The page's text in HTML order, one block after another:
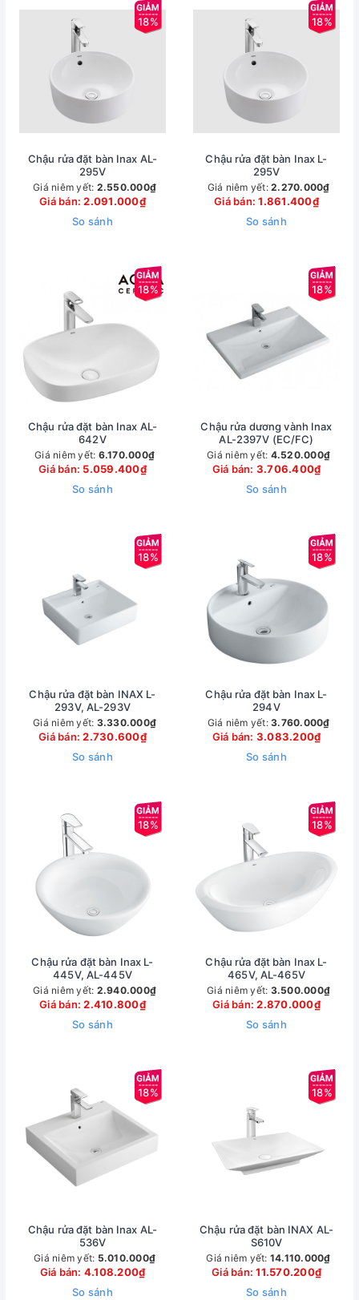
18%
Chậu rửa đặt bàn Inax AL-
295V
Giá niêm yết: 2.550.000₫
Giá bán:2.091.000₫
So sánh
18%
Chậu rửa đặt bàn Inax L-
295V
Giá niêm yết: 2.270.000₫
Giá bán:1.861.400₫
So sánh
18%
Chậu rửa đặt bàn Inax AL-
642V
Giá niêm yết: 6.170.000₫
Giá bán: 5.059.400₫
So sánh
18%
Chậu rửa dương vành Inax
AL-2397V (EC/FC)
Giá niêm yết: 4.520.000₫
Giá bán: 3.706.400₫
So sánh
18%
Chậu rửa đặt bàn INAX L-
293V, AL-293V
Giá niêm yết: 3.330.000₫
Giá bán:2.730.600₫
So sánh
18%
Chậu rửa đặt bàn Inax L-
294V
Giá niêm yết: 3.760.000₫
Giá bán: 3.083.200₫
So sánh
18%
Chậu rửa đặt bàn Inax L-
445V, AL-445V
Giá niêm yết: 2.940.000₫
Giá bán:2.410.800₫
So sánh
18%
Chậu rửa đặt bàn Inax L-
465V, AL-465V
Giá niêm yết: 3.500.000₫
Giá bán:2.870.000₫
So sánh
18%
Chậu rửa đặt bàn Inax AL-
536V
Giá niêm yết: 5.010.000₫
Giá bán: 4.108.200₫
So sánh
18%
Chậu rửa đặt bàn INAX AL-
S610V
Giá niêm yết: 14.110.000₫
Giá bán:11.570.200₫
So sánh